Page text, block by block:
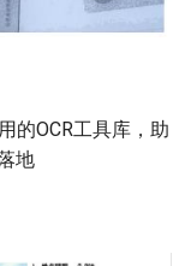
的OCR工具库，助
地